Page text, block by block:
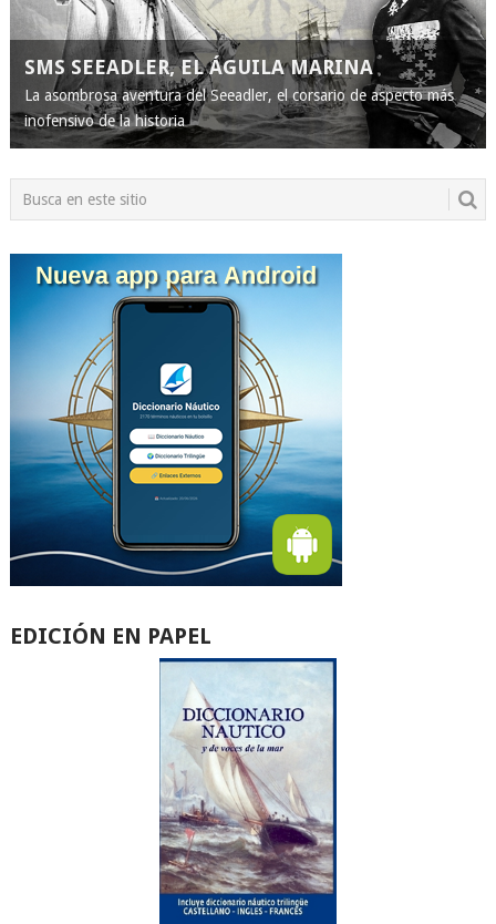
SMS SEEADLER, EL ÁGUILA MARINA
La asombrosa aventura del Seeadler, el corsario de aspecto más
inofensivo de la historia
EDICIÓN EN PAPEL